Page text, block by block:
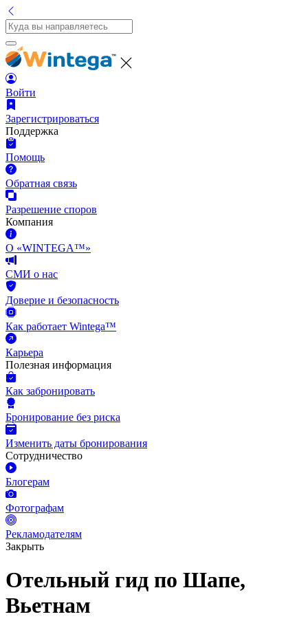
Войти
Зарегистрироваться
Поддержка
Помощь
Обратная связь
Разрешение споров
Компания
О «WINTEGA™»
СМИ о нас
Доверие и безопасность
Как работает Wintega™
Карьера
Полезная информация
Как забронировать
Бронирование без риска
Изменить даты бронирования
Сотрудничество
Блогерам
Фотографам
Рекламодателям
Закрыть
Отельный гид по Шапе,
Вьетнам